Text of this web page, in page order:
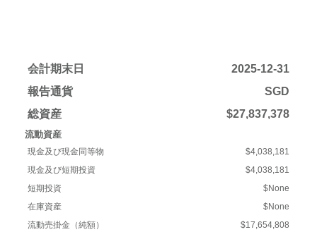
会計期末日
2025-12-31
報告通貨
SGD
総資産
$27,837,378
流動資産
現金及び現金同等物
$4,038,181
現金及び短期投資
$4,038,181
短期投資
$None
在庫資産
$None
流動売掛金（純額）
$17,654,808